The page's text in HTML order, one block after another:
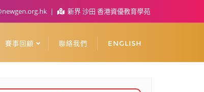
新界 沙田 香港資優教育學苑
賽事回顧 聯絡我們 ENGLISH